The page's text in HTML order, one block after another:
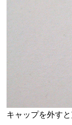
キャップを外す